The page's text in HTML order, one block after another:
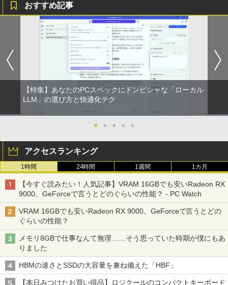
おすすめ記事
【特集】あなたのPCスペックにドンピシャな「ローカル
LLM」の選び方と快適化テク
● ● ● ● ●
アクセスランキング
1時間 24時間 1週間 1カ月
【今すぐ読みたい！人気記事】VRAM 16GBでも安いRadeon RX
9000、GeForceで言うとどのぐらいの性能？ - PC Watch
VRAM 16GBでも安いRadeon RX 9000、GeForceで言うとどの
ぐらいの性能？
メモリ8GBで仕事なんて無理……そう思っていた時期が僕にもあ
りました
HBMの速さとSSDの大容量を兼ね備えた「HBF」
【本日みつけたお買い得品】ロジクールのコンパクトキーボード